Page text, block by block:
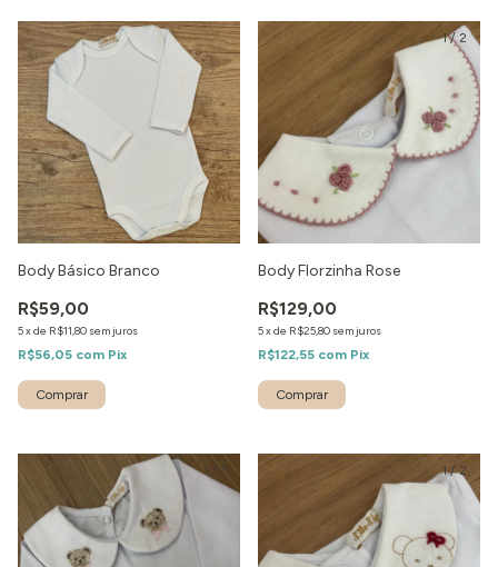
Body Básico Branco
R$59,00
5xde R$11,80 sem juros
R$56,05 com Pix
Comprar
1/ 2
Body Florzinha Rose
R$129,00
5xde R$25,80 sem juros
R$122,55 com Pix
1 / 7 1/2